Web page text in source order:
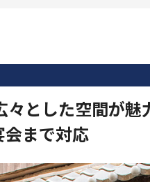
々とした空間が魅
まで対応